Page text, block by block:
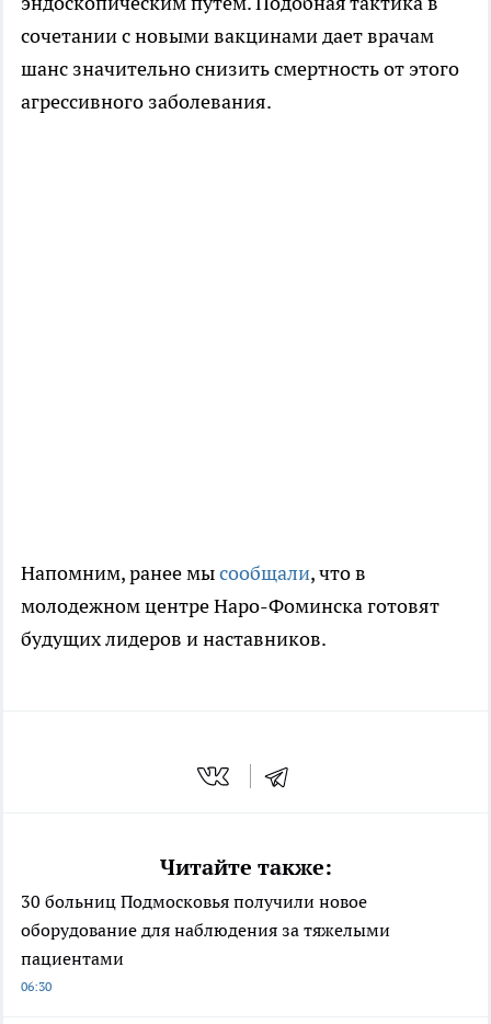
сочетании с новыми вакцинами дает врачам
шанс значительно снизить смертность от этого
агрессивного заболевания.
Напомним, ранее мысообщали, что в
молодежном центре Наро-Фоминска готовят
будущих лидеров и наставников.
Читайте также:
30 больниц Подмосковья получили новое
оборудование для наблюдения за тяжелыми
пациентами
06:30